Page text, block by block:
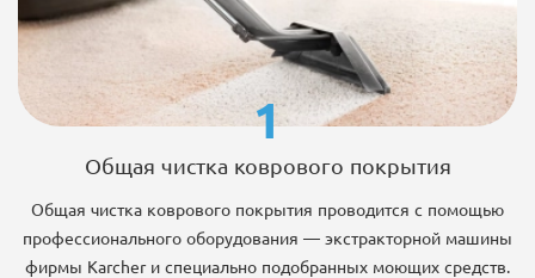
1
Общая чистка коврового покрытия
Общая чистка коврового покрытия проводится с помощью
профессионального оборудования — экстракторной машины
фирмы Karcher и специально подобранных моющих средств.